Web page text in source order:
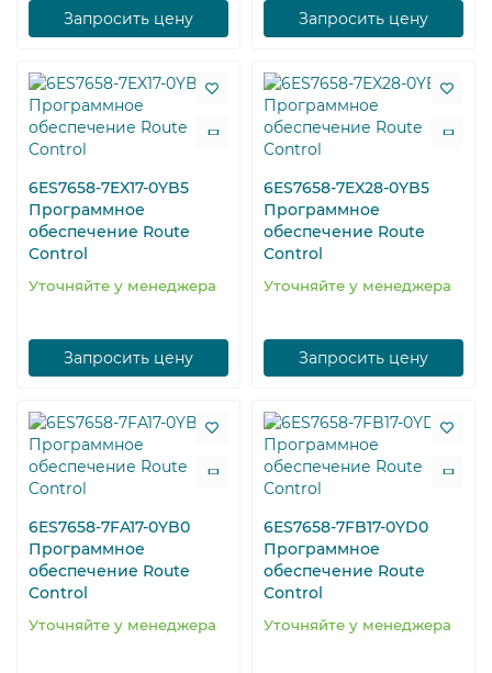
Запросить цену Запросить цену
6ES7658-7EX17-0YB5
Программное
обеспечение Route
Control
Уточняйте у менеджера
Запросить цену
6ES7658-7EX28-0YB5
Программное
обеспечение Route
Control
Уточняйте у менеджера
Запросить цену
6ES7658-7FA17-0YB0
Программное
обеспечение Route
Control
Уточняйте у менеджера
6ES7658-7FB17-0YD0
Программное
обеспечение Route
Control
Уточняйте у менеджера